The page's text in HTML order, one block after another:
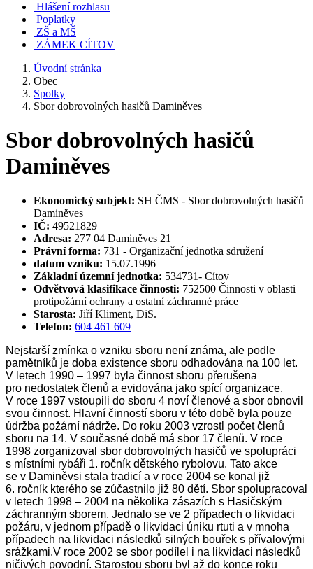
Hlášení rozhlasu
Poplatky
ZŠ a MŠ
ZÁMEK CÍTOV
Úvodní stránka
Obec
Spolky
Sbor dobrovolných hasičů Daminěves
Sbor dobrovolných hasičů
Daminěves
Ekonomický subjekt: SH ČMS - Sbor dobrovolných hasičů
Daminěves
IČ: 49521829
Adresa: 277 04 Daminěves 21
Právní forma: 731 - Organizační jednotka sdružení
datum vzniku: 15.07.1996
Základní územní jednotka: 534731- Cítov
Odvětvová klasifikace činnosti: 752500 Činnosti v oblasti
protipožární ochrany a ostatní záchranné práce
Starosta: Jiří Kliment, DiS.
Telefon: 604 461 609
Nejstarší zmínka o vzniku sboru není známa, ale podle
pamětníků je doba existence sboru odhadována na 100 let.
V letech 1990 – 1997 byla činnost sboru přerušena
pro nedostatek členů a evidována jako spící organizace.
V roce 1997 vstoupili do sboru 4 noví členové a sbor obnovil
svou činnost. Hlavní činností sboru v této době byla pouze
údržba požární nádrže. Do roku 2003 vzrostl počet členů
sboru na 14. V současné době má sbor 17 členů. V roce
1998 zorganizoval sbor dobrovolných hasičů ve spolupráci
s místními rybáři 1. ročník dětského rybolovu. Tato akce
se v Daminěvsi stala tradicí a v roce 2004 se konal již
6. ročník kterého se zúčastnilo již 80 dětí. Sbor spolupracoval
v letech 1998 – 2004 na několika zásazích s Hasičským
záchranným sborem. Jednalo se ve 2 případech o likvidaci
požáru, v jednom případě o likvidaci úniku rtuti a v mnoha
případech na likvidaci následků silných bouřek s přívalovými
srážkami.V roce 2002 se sbor podílel i na likvidaci následků
ničivých povodní. Starostou sboru byl až do konce roku